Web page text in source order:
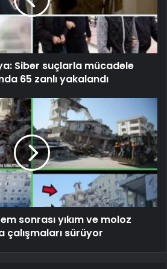
Siber suçlarla mücadele
65 zanlı yakalandı
sonrası yıkım ve moloz
çalışmaları sürüyor